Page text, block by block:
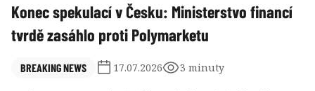
Konec spekulací v Česku: Ministerstvo financí
tvrdě zasáhlo proti Polymarketu
BREAKING NEWS 17.07.2026 3 minuty